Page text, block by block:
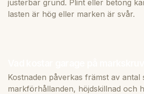
justerbar grund. Plint eller betong
lasten är hög eller marken är svår.
Kostnaden påverkas främst av antal
markförhållanden, höjdskillnad och